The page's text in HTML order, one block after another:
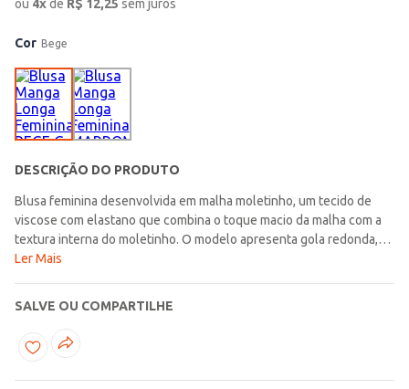
ou 4xde R$ 12,25 sem juros
Cor Bege
DESCRIÇÃO DO PRODUTO
Blusa feminina desenvolvida em malha moletinho, um tecido de
viscose com elastano que combina o toque macio da malha com a
textura interna do moletinho. O modelo apresenta gola redonda,
mangas longas com punho e acabamentos elásticos. Possui
estilo em uma só peça, aposte e arrase em qualquer
ocasião!\n\nTecido: Malha Moletinho\nComposição: 97% viscose,
03% elastano
Ler Mais
SALVE OU COMPARTILHE